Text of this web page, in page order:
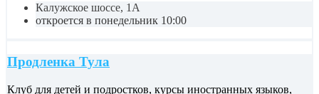
Калужское шоссе, 1А
откроется в понедельник 10:00
Продленка Тула
Клуб для детей и подростков, курсы иностранных языков,